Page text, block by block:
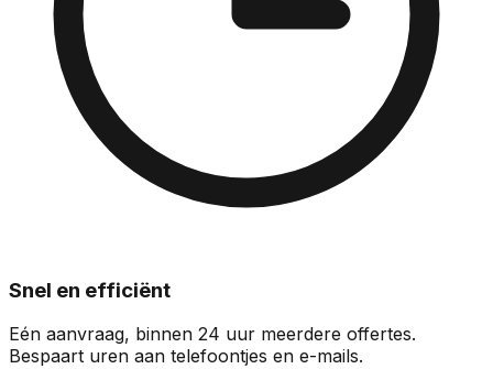
Snel en efficiënt
Eén aanvraag, binnen 24 uur meerdere offertes.
Bespaart uren aan telefoontjes en e-mails.